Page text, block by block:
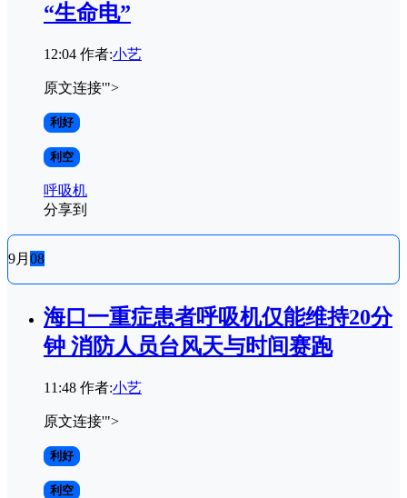
“生命电”
12:04 作者:小艺
原文连接'">
利好
利空
呼吸机
分享到
9月 08
海口一重症患者呼吸机仅能维持20分
钟 消防人员台风天与时间赛跑
11:48 作者:小艺
原文连接'">
利好
利空